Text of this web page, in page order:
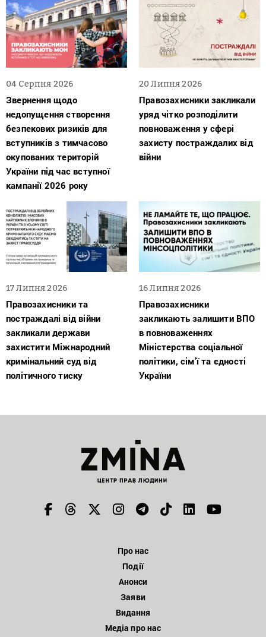
04 Серпня 2026
Звернення щодо
недопущення створення
безпекових ризиків для
вступників з тимчасово
окупованих територій
України під час вступної
кампанії 2026 року
20 Липня 2026
Правозахисники закликали
уряд чітко розподілити
повноваження у сфері
захисту постраждалих від
війни
17 Липня 2026
Правозахисники та
постраждалі від війни
закликали держави
захистити Міжнародний
кримінальний суд від
політичного тиску
16 Липня 2026
Правозахисники
закликають залишити ВПО
в повноваженнях
Міністерства соціальної
політики, сім’ї та єдності
України
Про нас
Події
Анонси
Заяви
Видання
Медіа про нас